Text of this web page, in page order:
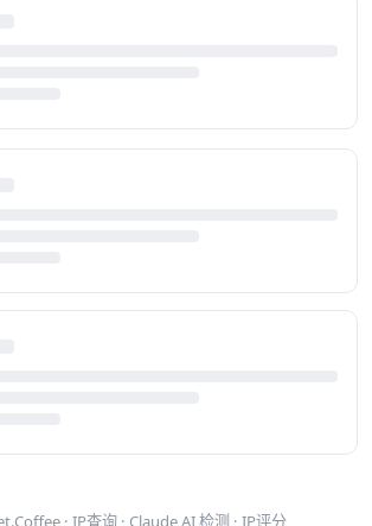
· IP查询 · Claude AI 检测 · IP评分